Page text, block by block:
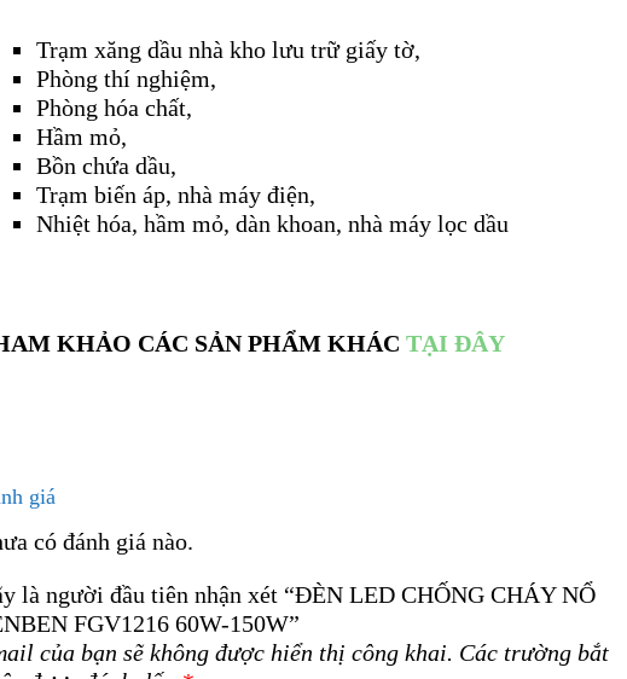
Trạm xăng dầu nhà kho lưu trữ giấy tờ,
Phòng thí nghiệm,
Phòng hóa chất,
Hầm mỏ,
Bồn chứa dầu,
Trạm biến áp, nhà máy điện,
Nhiệt hóa, hầm mỏ, dàn khoan, nhà máy lọc dầu
KHẢO CÁC SẢN PHẨM KHÁCTẠI ĐÂY
giá
có đánh giá nào.
là người đầu tiên nhận xét “ĐÈN LED CHỐNG CHÁY NỔ
FGV1216 60W-150W”
của bạn sẽ không được hiển thị công khai. Các trường bắt